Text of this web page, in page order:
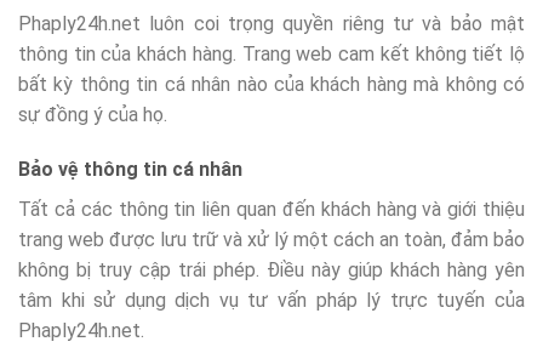
Phaply24h.net luôn coi trọng quyền riêng tư và bảo mật
thông tin của khách hàng. Trang web cam kết không tiết lộ
bất kỳ thông tin cá nhân nào của khách hàng mà không có
sự đồng ý của họ.
Bảo vệ thông tin cá nhân
Tất cả các thông tin liên quan đến khách hàng và giới thiệu
trang web được lưu trữ và xử lý một cách an toàn, đảm bảo
không bị truy cập trái phép. Điều này giúp khách hàng yên
tâm khi sử dụng dịch vụ tư vấn pháp lý trực tuyến của
Phaply24h.net.